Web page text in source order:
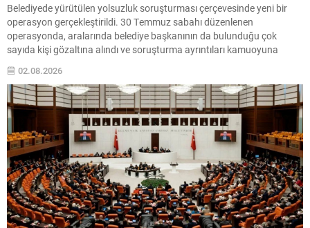
Belediyede yürütülen yolsuzluk soruşturması çerçevesinde yeni bir
operasyon gerçekleştirildi. 30 Temmuz sabahı düzenlenen
operasyonda, aralarında belediye başkanının da bulunduğu çok
sayıda kişi gözaltına alındı ve soruşturma ayrıntıları kamuoyuna
42’sinin belediye personeli, 13’ünün ise firma yetkilisi olduğu bildirildi.
Gözaltına alınanlar arasında Etimesgut Belediye Başkanı...
02.08.2026